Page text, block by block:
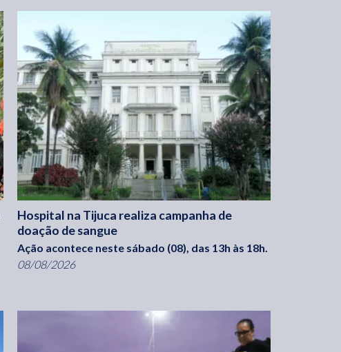
Hospital na Tijuca realiza campanha de
doação de sangue
Ação acontece neste sábado (08), das 13h às 18h.
08/08/2026